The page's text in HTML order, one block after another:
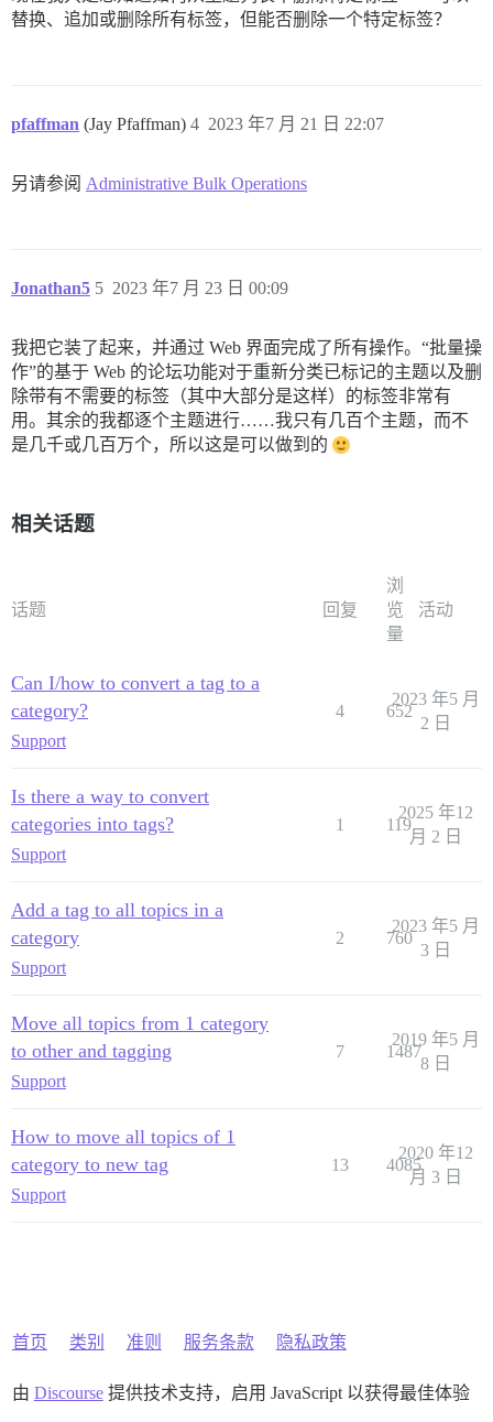
替换、追加或删除所有标签，但能否删除一个特定标签？
pfaffman (Jay Pfaffman) 2023 年7 月 21 日 22:07
4
另请参阅 Administrative Bulk Operations
Jonathan5 2023 年7 月 23 日 00:09
5
我把它装了起来，并通过 Web 界面完成了所有操作。“批量操
作”的基于 Web 的论坛功能对于重新分类已标记的主题以及删
除带有不需要的标签（其中大部分是这样）的标签非常有
用。其余的我都逐个主题进行……我只有几百个主题，而不
是几千或几百万个，所以这是可以做到的
相关话题
话题 回复
浏
览
量
活动
Can I/how to convert a tag to a
category?
Support
4 652
2023 年5 月
2 日
Is there a way to convert
categories into tags?
Support
1 119
2025 年12
月 2 日
Add a tag to all topics in a
category
Support
2 760
2023 年5 月
3 日
Move all topics from 1 category
to other and tagging
Support
7 1487
2019 年5 月
8 日
How to move all topics of 1
category to new tag
Support
13 4085
2020 年12
月 3 日
首页 类别 准则 服务条款 隐私政策
由 Discourse提供技术支持，启用 JavaScript 以获得最佳体验